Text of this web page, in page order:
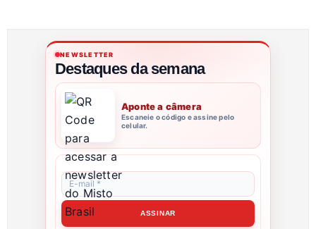
NEWSLETTER
Destaques da semana
Aponte a câmera
Escaneie o código e assine pelo
celular.